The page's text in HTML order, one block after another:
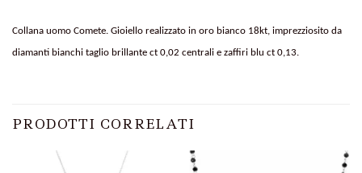
Collana uomo Comete. Gioiello realizzato in oro bianco 18kt, imprezziosito da
diamanti bianchi taglio brillante ct 0,02 centrali e zaffiri blu ct 0,13.
PRODOTTI CORRELATI